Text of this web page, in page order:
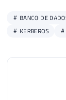
BANCO DE
KERBEROS